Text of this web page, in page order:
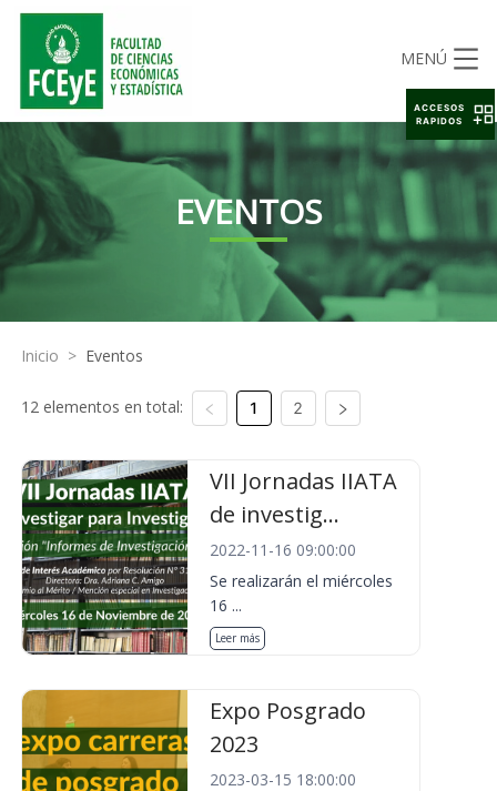
MENÚ
EVENTOS
Inicio > Eventos
12 elementos en total: 1 2
VII Jornadas IIATA
de investig...
2022-11-16 09:00:00
Se realizarán el miércoles
16 ...
Leer más
Expo Posgrado
2023
2023-03-15 18:00:00
ACCESOS
RAPIDOS